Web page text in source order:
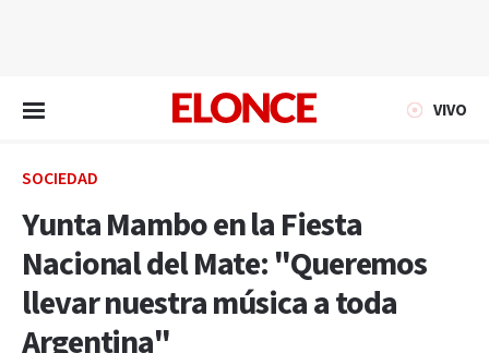
VIVO
SOCIEDAD
Yunta Mambo en la Fiesta
Nacional del Mate: "Queremos
llevar nuestra música a toda
Argentina"